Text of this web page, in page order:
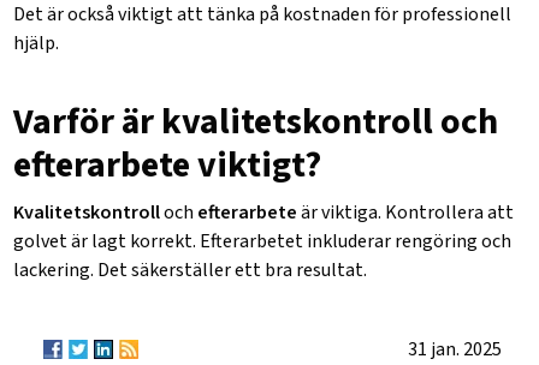
Det är också viktigt att tänka på kostnaden för professionell
hjälp.
Varför är kvalitetskontroll och
efterarbete viktigt?
Kvalitetskontrolloch efterarbeteär viktiga. Kontrollera att
golvet är lagt korrekt. Efterarbetet inkluderar rengöring och
lackering. Det säkerställer ett bra resultat.
31 jan. 2025